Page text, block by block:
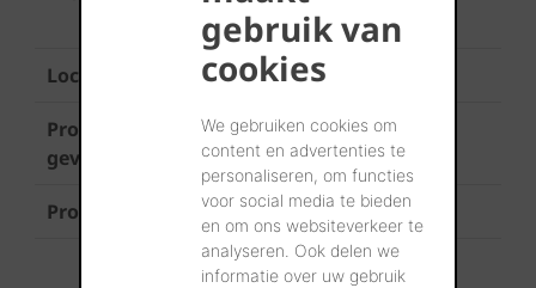
gebruik van
cookies
We gebruiken cookies om
content en advertenties te
personaliseren, om functies
voor social media te bieden
en om ons websiteverkeer te
analyseren. Ook delen we
informatie over uw gebruik
Pillen
Locatie Izegem
Product
gevel
Terca Elignia
Product dak Koramic Actua 10 Gewolkt